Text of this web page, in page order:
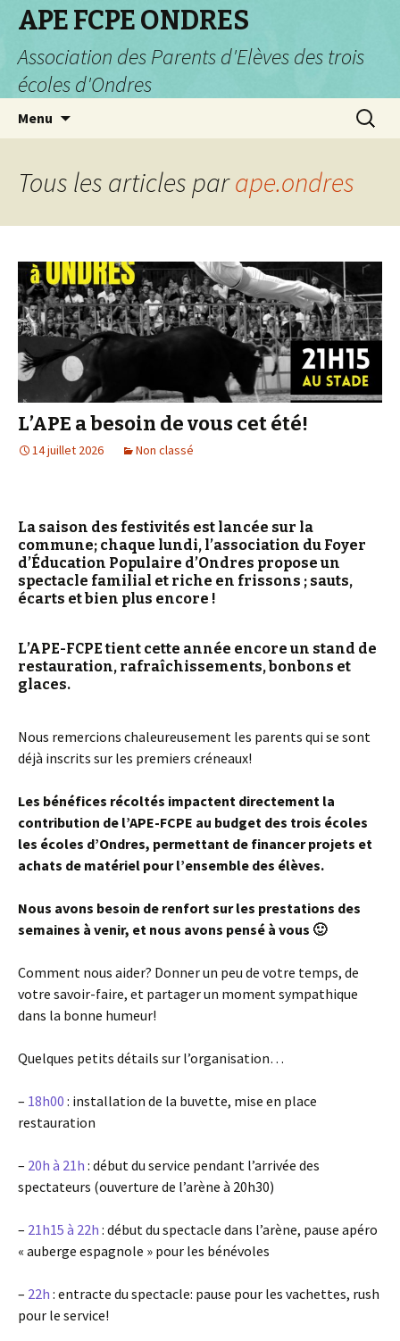
APE FCPE ONDRES
Association des Parents d'Elèves des trois
écoles d'Ondres
Menu
Tous les articles parape.ondres
L’APE a besoin de vous cet été!
14 juillet 2026 Non classé
La saison des festivités est lancée sur la
commune; chaque lundi, l’association du Foyer
d’Éducation Populaire d’Ondres propose un
spectacle familial et riche en frissons ; sauts,
écarts et bien plus encore !
L’APE-FCPE tient cette année encore un stand de
restauration, rafraîchissements, bonbons et
glaces.
Nous remercions chaleureusement les parents qui se sont
déjà inscrits sur les premiers créneaux!
Les bénéfices récoltés impactent directement la
contribution de l’APE-FCPE au budget des trois écoles
les écoles d’Ondres, permettant de financer projets et
achats de matériel pour l’ensemble des élèves.
Nous avons besoin de renfort sur les prestations des
semaines à venir, et nous avons pensé à vous 🙂
Comment nous aider? Donner un peu de votre temps, de
votre savoir-faire, et partager un moment sympathique
dans la bonne humeur!
Quelques petits détails sur l’organisation…
– 18h00 : installation de la buvette, mise en place
restauration
– 20h à 21h : début du service pendant l’arrivée des
spectateurs (ouverture de l’arène à 20h30)
– 21h15 à 22h : début du spectacle dans l’arène, pause apéro
« auberge espagnole » pour les bénévoles
– 22h : entracte du spectacle: pause pour les vachettes, rush
pour le service!